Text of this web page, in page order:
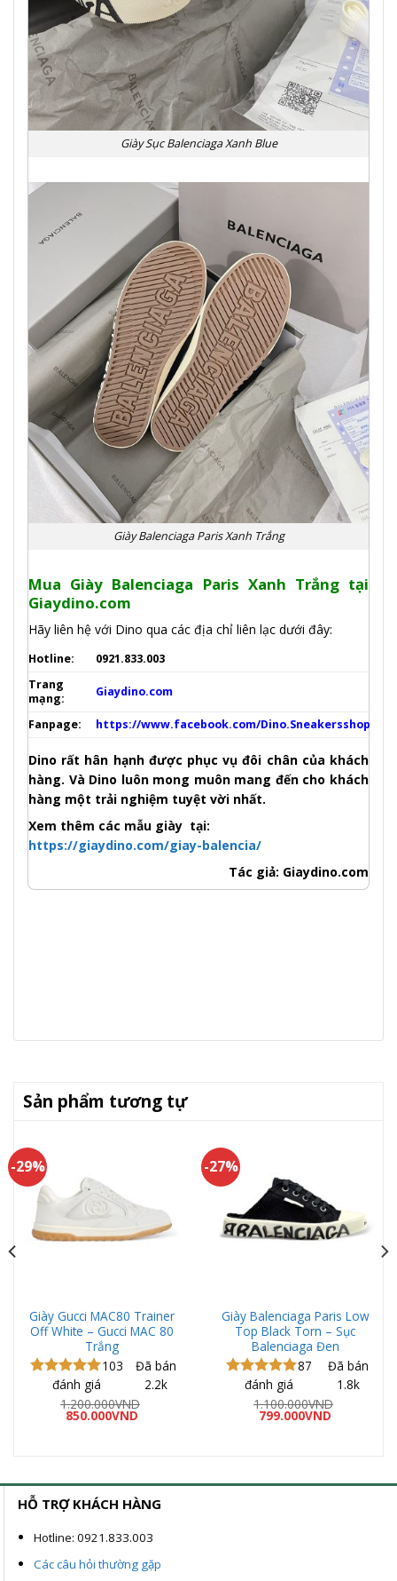
Giày Sục Balenciaga Xanh Blue
Giày Balenciaga Paris Xanh Trắng
Mua Giày Balenciaga Paris Xanh Trắng tại
Giaydino.com
Hãy liên hệ với Dino qua các địa chỉ liên lạc dưới đây:
Hotline:
0921.833.003
Trang
mạng:
Giaydino.com
Fanpage: https://www.facebook.com/Dino.Sneakersshop
Dino rất hân hạnh được phục vụ đôi chân của khách
hàng. Và Dino luôn mong muôn mang đến cho khách
hàng một trải nghiệm tuyệt vời nhất.
Xem thêm các mẫu giày tại:
https://giaydino.com/giay-balencia/
Tác giả: Giaydino.com
Sản phẩm tương tự
-29%
Giày Gucci MAC80 Trainer
Off White – Gucci MAC 80
Trắng
Được xếp
hạng 5.00
103
đánh giá
Đã bán
2.2k
1.200.000VND
Giá
850.000VND
-27%
Giày Balenciaga Paris Low
Top Black Torn – Sục
Balenciaga Đen
Được xếp
hạng 5.00
87
đánh giá
Đã bán
1.8k
1.100.000VND
Giá
799.000VND
HỖ TRỢ KHÁCH HÀNG
Hotline: 0921.833.003
Các câu hỏi thường gặp